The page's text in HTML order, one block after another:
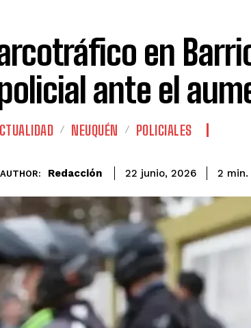
en
ante el
NEUQUÉN POLICIALES
AUTHOR: Redacción 22 junio, 2026 2 min.